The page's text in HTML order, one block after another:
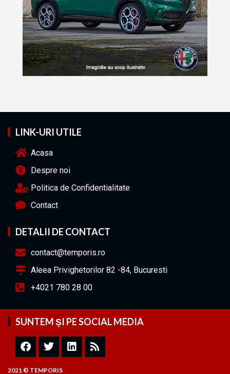
LINK-URI UTILE
Acasa
Despre noi
Politica de Confidentialitate
Contact
DETALII DE CONTACT
contact@temporis.ro
Aleea Privighetorilor 82 -84, Bucuresti
+4021 780 28 00
SUNTEM ȘI PE SOCIAL MEDIA
2021 © TEMPORIS